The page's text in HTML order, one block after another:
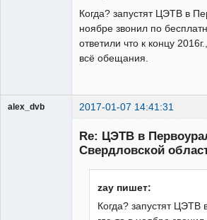
Когда? запустят ЦЭТВ в
ноябре звонил по
ответили что к концу
всё обещания.
alex_dvb 2017-01-07 14:41:31
Re: ЦЭТВ в
Свердловской
zay пишет:
Когда? запустят ЦЭТВ